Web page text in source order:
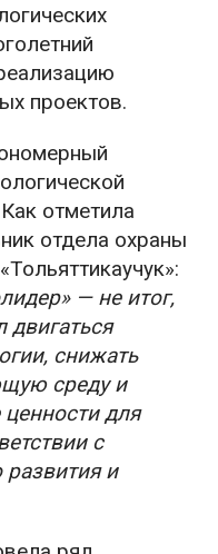
проектов.
отметила
отдела охраны
— не итог,
двигаться
снижать
среду и
для
с
и